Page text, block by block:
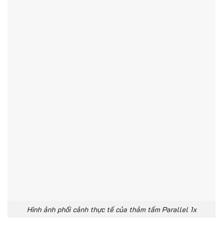
Hình ảnh phối cảnh thực tế của thảm tấm Parallel 1x